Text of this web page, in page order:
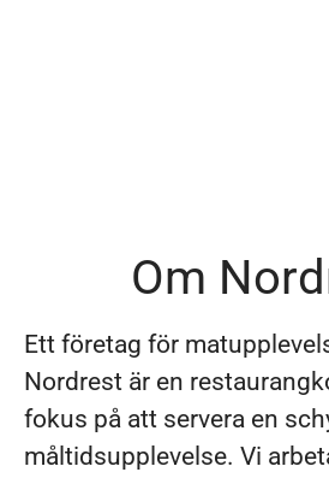
Om
Ett företag för
Nordrest är en
fokus på att servera en
måltidsupplevelse. Vi